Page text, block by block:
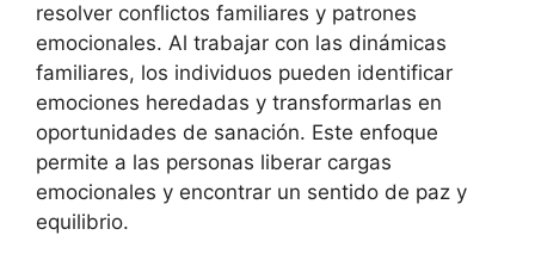
resolver conflictos familiares y patrones
emocionales. Al trabajar con las dinámicas
familiares, los individuos pueden identificar
emociones heredadas y transformarlas en
oportunidades de sanación. Este enfoque
permite a las personas liberar cargas
emocionales y encontrar un sentido de paz y
equilibrio.